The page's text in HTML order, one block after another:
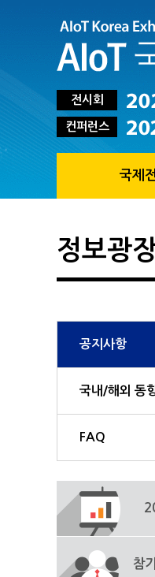
전시회
컨퍼런스
국제
정보광
공지사항
국내/해외 동
FAQ
참